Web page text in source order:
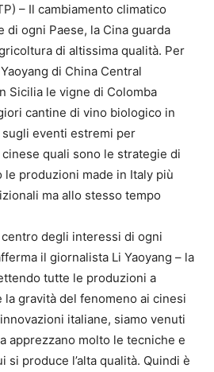
– Il cambiamento climatico
di ogni Paese, la Cina guarda
di altissima qualità. Per
di China Central
Sicilia le vigne di Colomba
cantine di vino biologico in
sugli eventi estremi per
quali sono le strategie di
produzioni made in Italy più
ma allo stesso tempo
degli interessi di ogni
il giornalista Li Yaoyang – la
tutte le produzioni a
gravità del fenomeno ai cinesi
italiane, siamo venuti
apprezzano molto le tecniche e
si produce l’alta qualità. Quindi è